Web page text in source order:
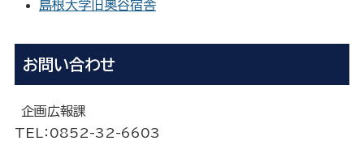
島根大学旧奥谷宿舎
お問い合わせ
企画広報課
TEL：0852-32-6603